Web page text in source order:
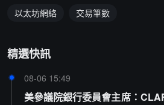
以太坊網絡 交易筆數
精選快訊
08-06 15:49
美參議院銀行委員會主席：